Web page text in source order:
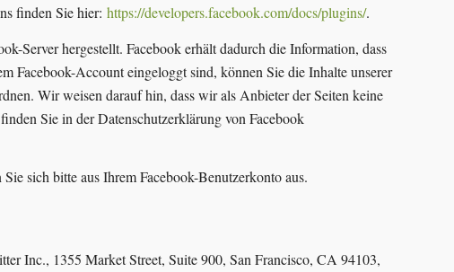
finden Sie hier: https://developers.facebook.com/docs/plugins/.
Server hergestellt. Facebook erhält dadurch die Information, dass
Facebook-Account eingeloggt sind, können Sie die Inhalte unserer
Wir weisen darauf hin, dass wir als Anbieter der Seiten keine
Sie in der Datenschutzerklärung von Facebook
sich bitte aus Ihrem Facebook-Benutzerkonto aus.
Inc., 1355 Market Street, Suite 900, San Francisco, CA 94103,